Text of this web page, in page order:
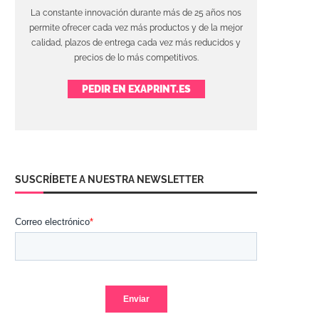
La constante innovación durante más de 25 años nos
permite ofrecer cada vez más productos y de la mejor
calidad, plazos de entrega cada vez más reducidos y
precios de lo más competitivos.
PEDIR EN EXAPRINT.ES
SUSCRÍBETE A NUESTRA NEWSLETTER